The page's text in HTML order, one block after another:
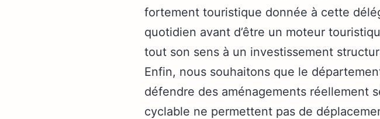
fortement touristique donnée à cette
quotidien avant d’être un moteur
tout son sens à un investissement
Enfin, nous souhaitons que le
défendre des aménagements réellement
cyclable ne permettent pas de